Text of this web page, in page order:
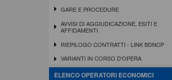
GARE E PROCEDURE
AVVISI DI AGGIUDICAZIONE, ESITI E
AFFIDAMENTI
RIEPILOGO CONTRATTI - LINK BDNCP
VARIANTI IN CORSO D'OPERA
ELENCO OPERATORI ECONOMICI